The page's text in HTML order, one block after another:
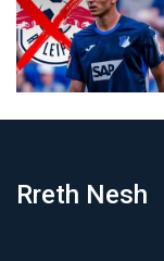
Rreth Nesh